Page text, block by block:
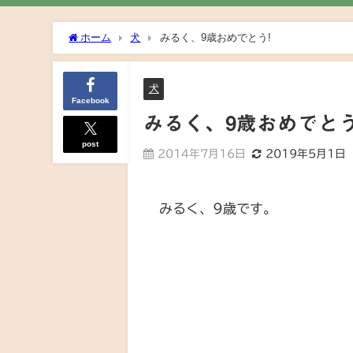
ホーム 犬 みるく、9歳おめでとう!
Facebook
post
犬
みるく、9歳おめでと
2014年7月16日 2019年5月1日
みるく、9歳です。